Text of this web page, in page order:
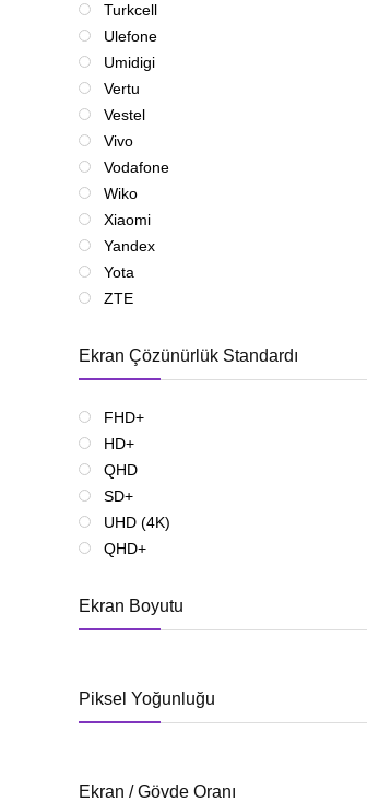
Turkcell
Ulefone
Umidigi
Vertu
Vestel
Vivo
Vodafone
Wiko
Xiaomi
Yandex
Yota
ZTE
Ekran Çözünürlük Standardı
FHD+
HD+
QHD
SD+
UHD (4K)
QHD+
Ekran Boyutu
Piksel Yoğunluğu
Ekran / Gövde Oranı